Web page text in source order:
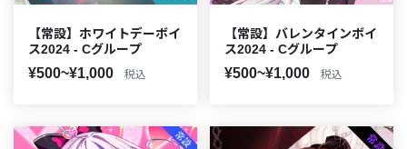
【常設】ホワイトデーボイ
ス2024 - Cグループ
¥500~¥1,000 税込
【常設】バレンタインボイ
ス2024 - Cグループ
¥500~¥1,000 税込